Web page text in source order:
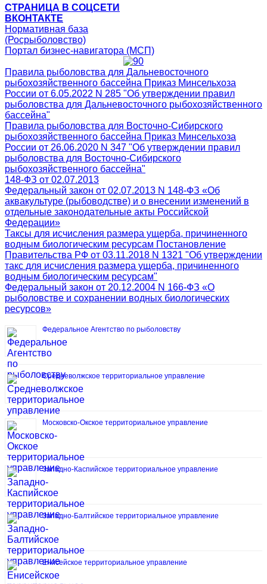
СТРАНИЦА В СОЦСЕТИ
ВКОНТАКТЕ
Нормативная база
(Росрыболовство)
Портал бизнес-навигатора (МСП)
Правила рыболовства для Дальневосточного
рыбохозяйственного бассейна Приказ Минсельхоза
России от 6.05.2022 N 285 "Об утверждении правил
рыболовства для Дальневосточного рыбохозяйственного
бассейна"
Правила рыболовства для Восточно-Сибирского
рыбохозяйственного бассейна Приказ Минсельхоза
России от 26.06.2020 N 347 "Об утверждении правил
рыболовства для Восточно-Сибирского
рыбохозяйственного бассейна"
148-ФЗ от 02.07.2013
Федеральный закон от 02.07.2013 N 148-ФЗ «Об
аквакультуре (рыбоводстве) и о внесении изменений в
отдельные законодательные акты Российской
Федерации»
Таксы для исчисления размера ущерба, причиненного
водным биологическим ресурсам Постановление
Правительства РФ от 03.11.2018 N 1321 "Об утверждении
такс для исчисления размера ущерба, причиненного
водным биологическим ресурсам"
Федеральный закон от 20.12.2004 N 166-ФЗ «О
рыболовстве и сохранении водных биологических
ресурсов»
Федеральное Агентство по рыболовству
Средневолжское территориальное управление
Московско-Окское территориальное управление
Западно-Каспийское территориальное управление
Западно-Балтийское территориальное управление
Енисейское территориальное управление